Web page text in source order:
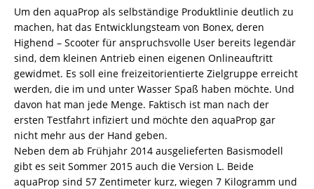
Um den aquaProp als selbständige Produktlinie deutlich zu
machen, hat das Entwicklungsteam von Bonex, deren
Highend – Scooter für anspruchsvolle User bereits legendär
sind, dem kleinen Antrieb einen eigenen Onlineauftritt
gewidmet. Es soll eine freizeitorientierte Zielgruppe erreicht
werden, die im und unter Wasser Spaß haben möchte. Und
davon hat man jede Menge. Faktisch ist man nach der
ersten Testfahrt infiziert und möchte den aquaProp gar
nicht mehr aus der Hand geben.
Neben dem ab Frühjahr 2014 ausgelieferten Basismodell
gibt es seit Sommer 2015 auch die Version L. Beide
aquaProp sind 57 Zentimeter kurz, wiegen 7 Kilogramm und